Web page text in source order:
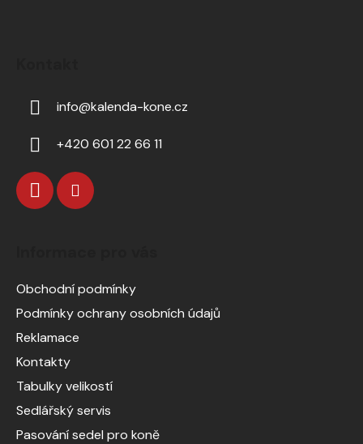
info@kalenda-kone.cz
+420 601 22 66 11
Obchodní podmínky
Podmínky ochrany osobních údajů
Reklamace
Kontakty
Tabulky velikostí
Sedlářský servis
Pasování sedel pro koně